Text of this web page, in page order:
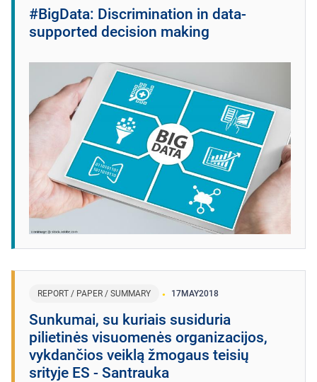
#BigData: Discrimination in data-
supported decision making
REPORT / PAPER / SUMMARY 17MAY2018
Sunkumai, su kuriais susiduria
pilietinės visuomenės organizacijos,
vykdančios veiklą žmogaus teisių
srityje ES - Santrauka